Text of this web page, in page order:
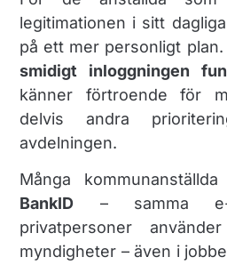
legitimationen i sitt
på ett mer personligt
smidigt inloggningen
känner förtroende för
delvis andra
avdelningen.
Många
BankID – samma e-
privatpersoner
myndigheter – även i